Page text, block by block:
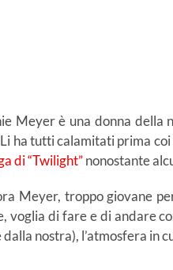
Meyer è una donna della
ha tutti calamitati prima
di “Twilight”nonostante
Meyer, troppo giovane
voglia di fare e di andare
nostra), l’atmosfera in